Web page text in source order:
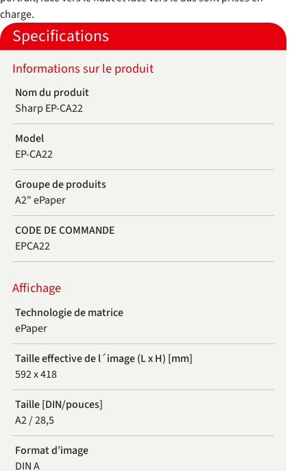
charge.
Specifications
Informations sur le produit
Nom du produit
Sharp EP-CA22
Model
EP-CA22
Groupe de produits
A2" ePaper
CODE DE COMMANDE
EPCA22
Affichage
Technologie de matrice
ePaper
Taille effective de l´image (L x H) [mm]
592 x 418
Taille [DIN/pouces]
A2 / 28,5
Format d’image
DIN A